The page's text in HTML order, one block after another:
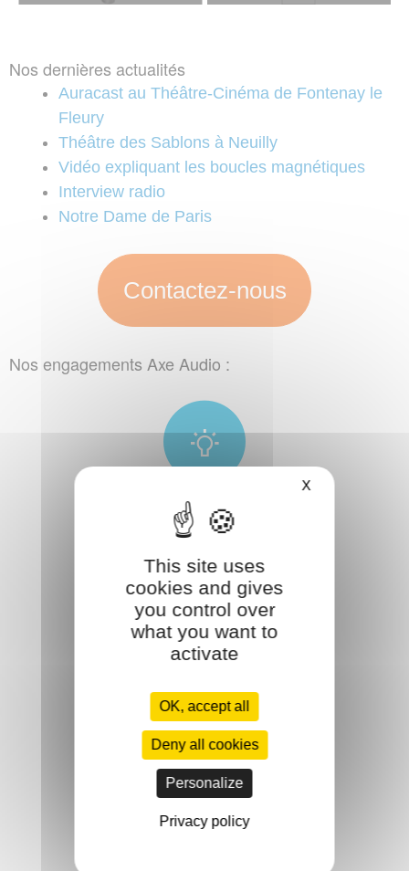
Nos dernières actualités
Auracast au Théâtre-Cinéma de Fontenay le
Fleury
Théâtre des Sablons à Neuilly
Vidéo expliquant les boucles magnétiques
Interview radio
Notre Dame de Paris
Contactez-nous
Nos engagements Axe Audio :
Conseil
Satisfaction
X
This site uses
cookies and gives
you control over
what you want to
activate
OK, accept all
Deny all cookies
Personalize
Privacy policy